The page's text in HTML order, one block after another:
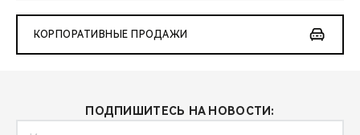
КОРПОРАТИВНЫЕ ПРОДАЖИ
ПОДПИШИТЕСЬ НА НОВОСТИ: